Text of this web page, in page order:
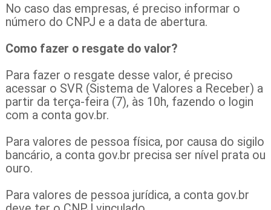
No caso das empresas, é preciso informar o
número do CNPJ e a data de abertura.
Como fazer o resgate do valor?
Para fazer o resgate desse valor, é preciso
acessar o SVR (Sistema de Valores a Receber) a
partir da terça-feira (7), às 10h, fazendo o login
com a conta gov.br.
Para valores de pessoa física, por causa do sigilo
bancário, a conta gov.br precisa ser nível prata ou
ouro.
Para valores de pessoa jurídica, a conta gov.br